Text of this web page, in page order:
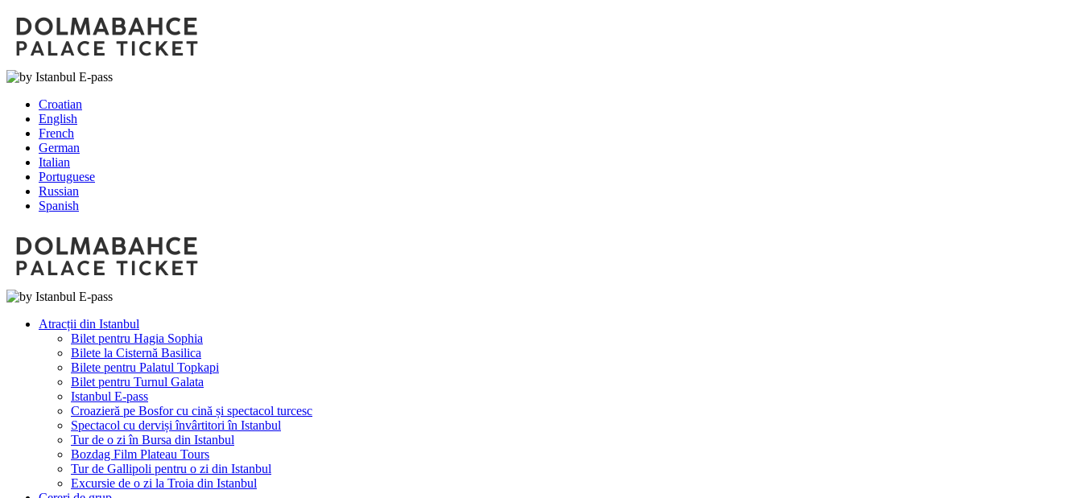
Croatian
English
French
German
Italian
Portuguese
Russian
Spanish
Atracții din Istanbul
Bilet pentru Hagia Sophia
Bilete la Cisternă Basilica
Bilete pentru Palatul Topkapi
Bilet pentru Turnul Galata
Istanbul E-pass
Croazieră pe Bosfor cu cină și spectacol turcesc
Spectacol cu derviși învârtitori în Istanbul
Tur de o zi în Bursa din Istanbul
Bozdag Film Plateau Tours
Tur de Gallipoli pentru o zi din Istanbul
Excursie de o zi la Troia din Istanbul